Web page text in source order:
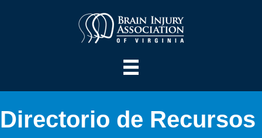
Directorio de Recursos